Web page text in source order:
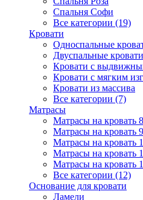
Спальня Софи
Все категории (19)
Кровати
Односпальные
Двуспальные кровати
Кровати с
Кровати с мягким
Кровати из массива
Все категории (7)
Матрасы
Матрасы на кровать
Матрасы на кровать
Матрасы на кровать
Матрасы на кровать
Матрасы на кровать
Все категории (12)
Основание для кровати
Ламели